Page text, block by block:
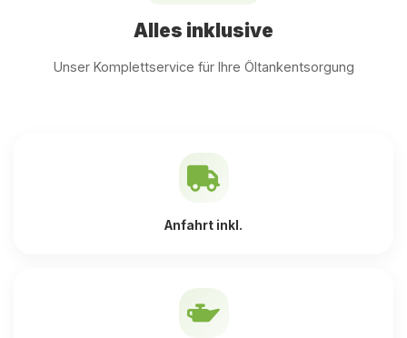
Alles inklusive
Unser Komplettservice für Ihre Öltankentsorgung
Anfahrt inkl.